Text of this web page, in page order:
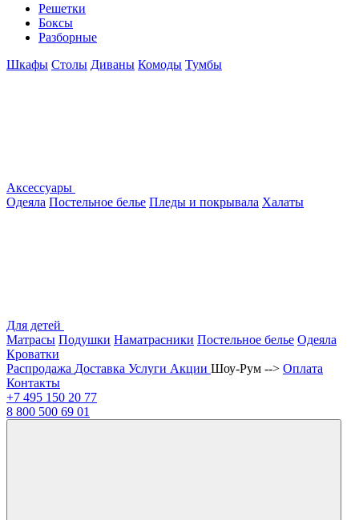
Решетки
Боксы
Разборные
Шкафы Столы Диваны Комоды Тумбы
Аксессуары
Одеяла Постельное белье Пледы и покрывала Халаты
Для детей
Матрасы Подушки Наматрасники Постельное белье Одеяла
Кроватки
Распродажа Доставка Услуги Акции Шоу-Рум --> Оплата
Контакты
+7 495 150 20 77
8 800 500 69 01